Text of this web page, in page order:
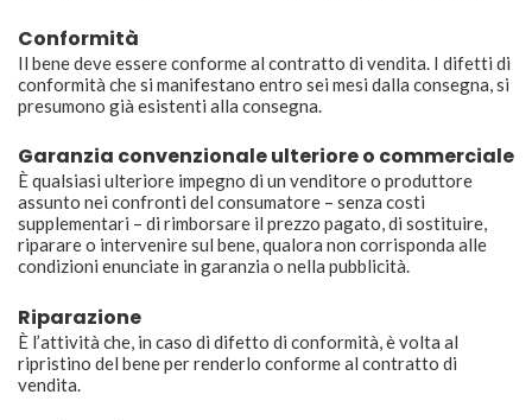
Conformità
Il bene deve essere conforme al contratto di vendita. I difetti di
conformità che si manifestano entro sei mesi dalla consegna, si
presumono già esistenti alla consegna.
Garanzia convenzionale ulteriore o commerciale
È qualsiasi ulteriore impegno di un venditore o produttore
assunto nei confronti del consumatore – senza costi
supplementari – di rimborsare il prezzo pagato, di sostituire,
riparare o intervenire sul bene, qualora non corrisponda alle
condizioni enunciate in garanzia o nella pubblicità.
Riparazione
È l’attività che, in caso di difetto di conformità, è volta al
ripristino del bene per renderlo conforme al contratto di
vendita.